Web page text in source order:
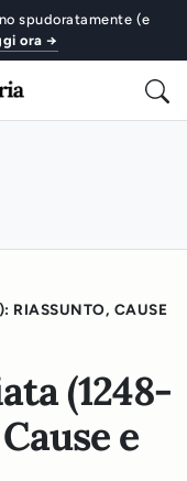
spudoratamente (e
ora →
RIASSUNTO, CAUSE
(1248-
e